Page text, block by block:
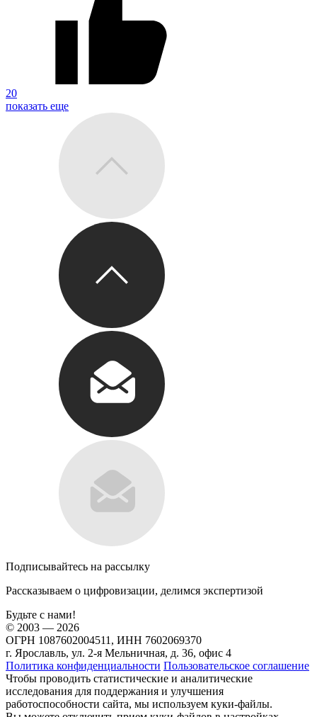
20
показать еще
Подписывайтесь на рассылку
Рассказываем о цифровизации, делимся экспертизой
Будьте с нами!
© 2003 — 2026
ОГРН 1087602004511, ИНН 7602069370
г. Ярославль, ул. 2-я Мельничная, д. 36, офис 4
Политика конфиденциальности Пользовательское соглашение
Чтобы проводить статистические и аналитические
исследования для поддержания и улучшения
работоспособности сайта, мы используем куки-файлы.